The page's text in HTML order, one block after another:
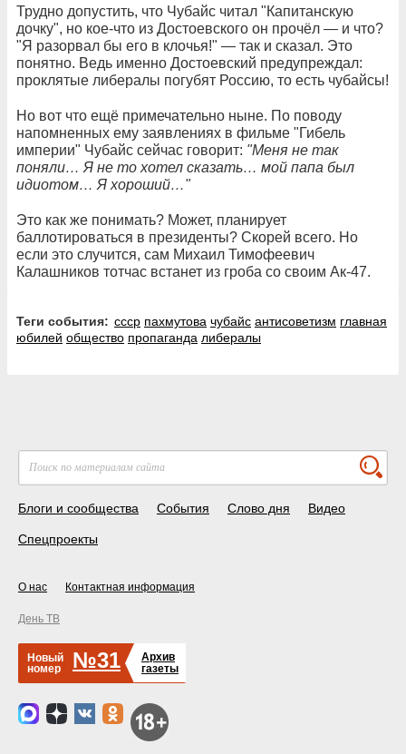
Трудно допустить, что Чубайс читал "Капитанскую
дочку", но кое-что из Достоевского он прочёл — и что?
"Я разорвал бы его в клочья!" — так и сказал. Это
понятно. Ведь именно Достоевский предупреждал:
проклятые либералы погубят Россию, то есть чубайсы!
Но вот что ещё примечательно ныне. По поводу
напомненных ему заявлениях в фильме "Гибель
империи" Чубайс сейчас говорит: "Меня не так
поняли… Я не то хотел сказать… мой папа был
идиотом… Я хороший…"
Это как же понимать? Может, планирует
баллотироваться в президенты? Скорей всего. Но
если это случится, сам Михаил Тимофеевич
Калашников тотчас встанет из гроба со своим Ак-47.
Теги события: ссср пахмутова чубайс антисоветизм главная
юбилей общество пропаганда либералы
Блоги и сообщества События Слово дня Видео
Спецпроекты
О нас Контактная информация
День ТВ
Новый
номер
№31
Архив
газеты